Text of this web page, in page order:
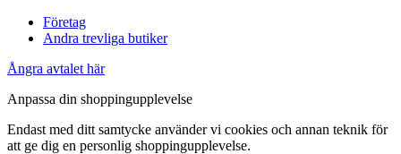
Företag
Andra trevliga butiker
Ångra avtalet här
Anpassa din shoppingupplevelse
Endast med ditt samtycke använder vi cookies och annan teknik för
att ge dig en personlig shoppingupplevelse.